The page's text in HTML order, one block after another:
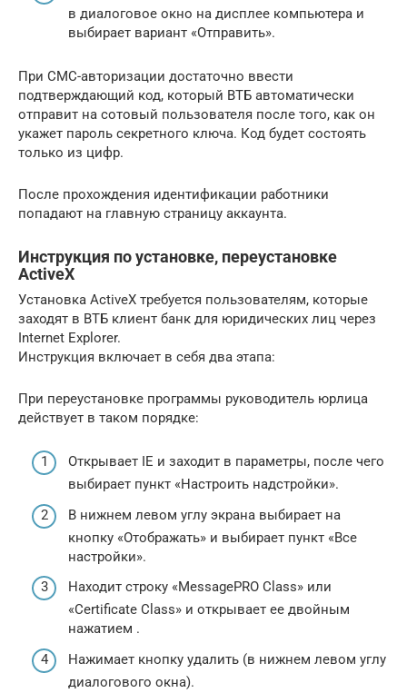
в диалоговое окно на дисплее компьютера и
выбирает вариант «Отправить».
При СМС-авторизации достаточно ввести
подтверждающий код, который ВТБ автоматически
отправит на сотовый пользователя после того, как он
укажет пароль секретного ключа. Код будет состоять
только из цифр.
После прохождения идентификации работники
попадают на главную страницу аккаунта.
Инструкция по установке, переустановке
ActiveX
Установка ActiveX требуется пользователям, которые
заходят в ВТБ клиент банк для юридических лиц через
Internet Explorer.
Инструкция включает в себя два этапа:
При переустановке программы руководитель юрлица
действует в таком порядке:
Открывает IE и заходит в параметры, после чего
выбирает пункт «Настроить надстройки».
В нижнем левом углу экрана выбирает на
кнопку «Отображать» и выбирает пункт «Все
настройки».
Находит строку «MessagePRO Class» или
«Certificate Class» и открывает ее двойным
нажатием .
Нажимает кнопку удалить (в нижнем левом углу
диалогового окна).